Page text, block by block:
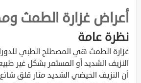
أعراض غزارة الطمث
نظرة عامة
غزارة الطمث هي المصطلح الطبي
النزيف الشديد أو المستمر بشكل غير
أن النزيف الحيضي الشديد مثار قلق